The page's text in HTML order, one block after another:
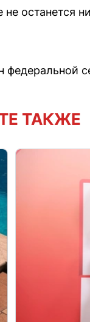
останется
федеральной
ТАКЖЕ